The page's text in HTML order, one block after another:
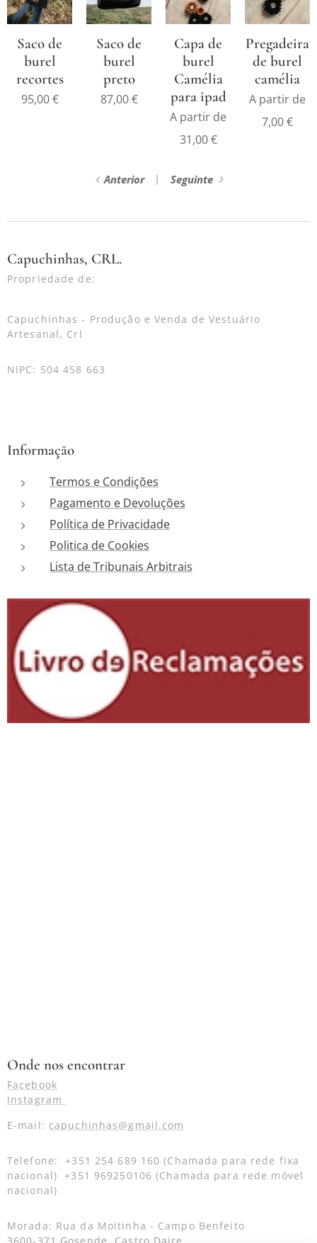
Saco de
burel
recortes
95,00€
Saco de
burel
preto
87,00€
Capa de
burel
Camélia
para ipad
A partir de
31,00€
Pregadeira
de burel
camélia
A partir de
7,00€
Anterior Seguinte
Capuchinhas, CRL.
Propriedade de:
Capuchinhas - Produção e Venda de Vestuário
Artesanal, Crl
NIPC: 504 458 663
Informação
Termos e Condições
Pagamento e Devoluções
Política de Privacidade
Politica de Cookies
Lista de Tribunais Arbitrais
Onde nos encontrar
Facebook
Instagram
E-mail: capuchinhas@gmail.com
Telefone: +351 254 689 160 (Chamada para rede fixa
nacional) +351 969250106 (Chamada para rede móvel
nacional)
Morada: Rua da Moitinha - Campo Benfeito